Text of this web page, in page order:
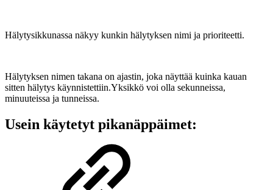
Hälytysikkunassa näkyy kunkin hälytyksen nimi ja prioriteetti.
Hälytyksen nimen takana on ajastin, joka näyttää kuinka kauan
sitten hälytys käynnistettiin.Yksikkö voi olla sekunneissa,
minuuteissa ja tunneissa.
Usein käytetyt pikanäppäimet: